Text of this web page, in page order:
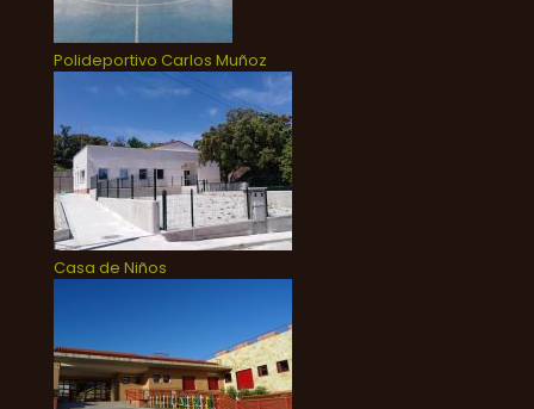
Polideportivo Carlos Muñoz
Casa de Niños